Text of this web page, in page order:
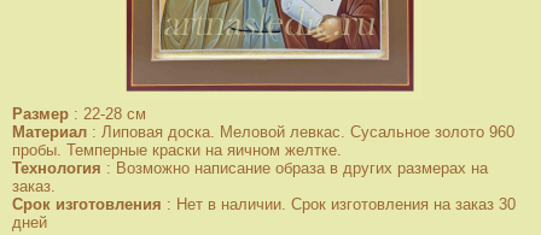
Размер : 22-28 см
Материал : Липовая доска. Меловой левкас. Сусальное золото 960
пробы. Темперные краски на яичном желтке.
Технология : Возможно написание образа в других размерах на
заказ.
Срок изготовления : Нет в наличии. Срок изготовления на заказ 30
дней